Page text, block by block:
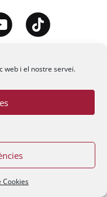
web i el nostre servei.
Cookies